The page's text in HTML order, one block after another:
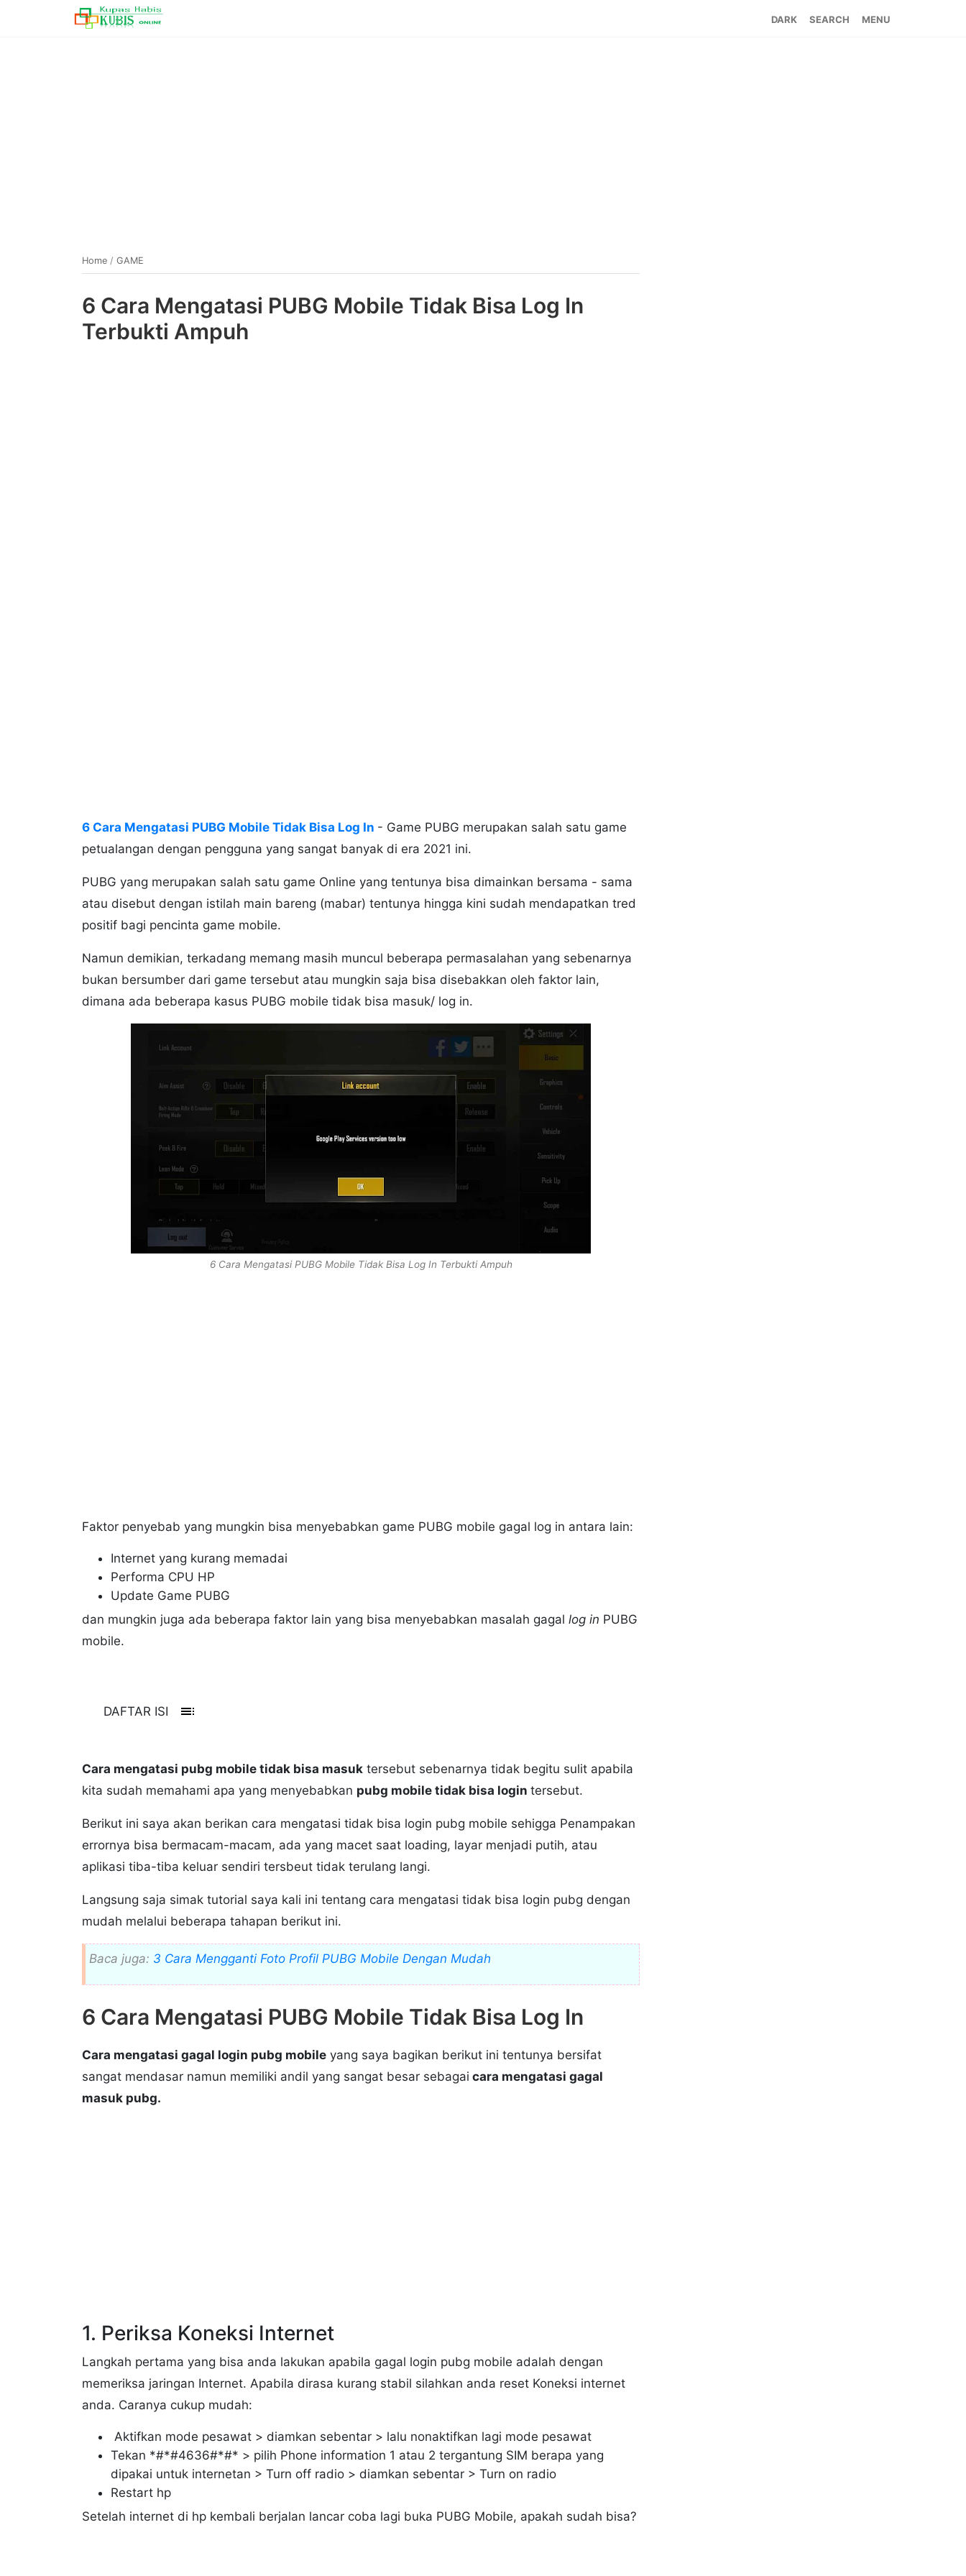
SEARCH MENU
Home / GAME
6 Cara Mengatasi PUBG Mobile Tidak Bisa Log In
Terbukti Ampuh
6 Cara Mengatasi PUBG Mobile Tidak Bisa Log In - Game PUBG merupakan salah satu game
petualangan dengan pengguna yang sangat banyak di era 2021 ini.
PUBG yang merupakan salah satu game Online yang tentunya bisa dimainkan bersama - sama
atau disebut dengan istilah main bareng (mabar) tentunya hingga kini sudah mendapatkan tred
positif bagi pencinta game mobile.
Namun demikian, terkadang memang masih muncul beberapa permasalahan yang sebenarnya
bukan bersumber dari game tersebut atau mungkin saja bisa disebakkan oleh faktor lain,
dimana ada beberapa kasus PUBG mobile tidak bisa masuk/ log in.
6 Cara Mengatasi PUBG Mobile Tidak Bisa Log In Terbukti Ampuh
Faktor penyebab yang mungkin bisa menyebabkan game PUBG mobile gagal log in antara lain:
Internet yang kurang memadai
Performa CPU HP
Update Game PUBG
dan mungkin juga ada beberapa faktor lain yang bisa menyebabkan masalah gagal log in PUBG
mobile.
DAFTAR ISI toc
Cara mengatasi pubg mobile tidak bisa masuk tersebut sebenarnya tidak begitu sulit apabila
kita sudah memahami apa yang menyebabkan pubg mobile tidak bisa login tersebut.
Berikut ini saya akan berikan cara mengatasi tidak bisa login pubg mobile sehigga Penampakan
errornya bisa bermacam-macam, ada yang macet saat loading, layar menjadi putih, atau
aplikasi tiba-tiba keluar sendiri tersbeut tidak terulang langi.
Langsung saja simak tutorial saya kali ini tentang cara mengatasi tidak bisa login pubg dengan
mudah melalui beberapa tahapan berikut ini.
Baca juga: 3 Cara Mengganti Foto Profil PUBG Mobile Dengan Mudah
6 Cara Mengatasi PUBG Mobile Tidak Bisa Log In
Cara mengatasi gagal login pubg mobile yang saya bagikan berikut ini tentunya bersifat
sangat mendasar namun memiliki andil yang sangat besar sebagai cara mengatasi gagal
masuk pubg.
1. Periksa Koneksi Internet
Langkah pertama yang bisa anda lakukan apabila gagal login pubg mobile adalah dengan
memeriksa jaringan Internet. Apabila dirasa kurang stabil silahkan anda reset Koneksi internet
anda. Caranya cukup mudah:
Aktifkan mode pesawat > diamkan sebentar > lalu nonaktifkan lagi mode pesawat
Tekan *#*#4636#*#* > pilih Phone information 1 atau 2 tergantung SIM berapa yang
dipakai untuk internetan > Turn off radio > diamkan sebentar > Turn on radio
Restart hp
Setelah internet di hp kembali berjalan lancar coba lagi buka PUBG Mobile, apakah sudah bisa?